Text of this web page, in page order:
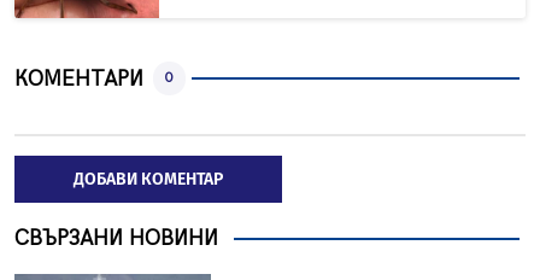
КОМЕНТАРИ 0
ДОБАВИ КОМЕНТАР
СВЪРЗАНИ НОВИНИ